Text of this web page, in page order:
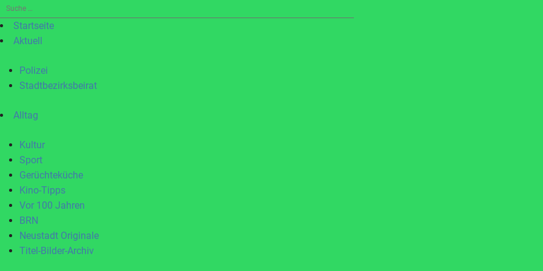
Suche
nach:Startseite
Aktuell
Polizei
Stadtbezirksbeirat
Alltag
Kultur
Sport
Gerüchteküche
Kino-Tipps
Vor 100 Jahren
BRN
Neustadt Originale
Titel-Bilder-Archiv